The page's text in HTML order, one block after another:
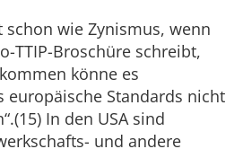
schon wie Zynismus, wenn
TTIP-Broschüre schreibt,
könne es
europäische Standards nicht
In den USA sind
und andere